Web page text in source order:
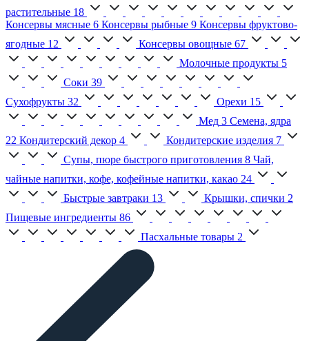
растительные 18
Консервы мясные 6 Консервы рыбные 9 Консервы фруктово-
ягодные 12 Консервы овощные 67
Молочные продукты 5
Соки 39
Сухофрукты 32 Орехи 15
Мед 3 Семена, ядра
22 Кондитерский декор 4 Кондитерские изделия 7
Супы, пюре быстрого приготовления 8 Чай,
чайные напитки, кофе, кофейные напитки, какао 24
Быстрые завтраки 13 Крышки, спички 2
Пищевые ингредиенты 86
Пасхальные товары 2